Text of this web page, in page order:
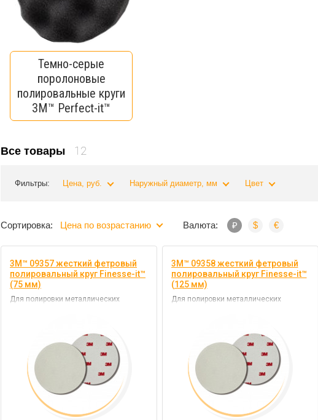
Темно-серые
поролоновые
полировальные круги
3M™ Perfect-it™
Все товары 12
Фильтры: Цена, руб. Наружный диаметр, мм Цвет
Сортировка: Цена по возрастанию Валюта: ₽ $ €
3M™ 09357 жесткий фетровый
полировальный круг Finesse-it™
(75 мм)
Для полировки металлических
3M™ 09358 жесткий фетровый
полировальный круг Finesse-it™
(125 мм)
Для полировки металлических